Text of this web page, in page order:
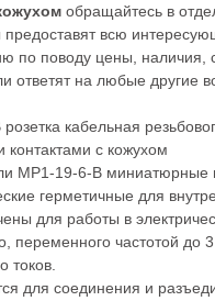
обращайтесь в
всю
по поводу цены, наличия,
ответят на любые другие
кабельная
контактами с кожухом
МР1-19-6-В миниатюрные
герметичные для
для работы в
переменного частотой до
токов.
для соединения и